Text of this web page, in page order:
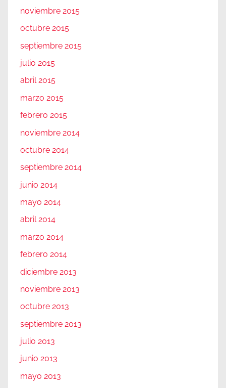
noviembre 2015
octubre 2015
septiembre 2015
julio 2015
abril 2015
marzo 2015
febrero 2015
noviembre 2014
octubre 2014
septiembre 2014
junio 2014
mayo 2014
abril 2014
marzo 2014
febrero 2014
diciembre 2013
noviembre 2013
octubre 2013
septiembre 2013
julio 2013
junio 2013
mayo 2013